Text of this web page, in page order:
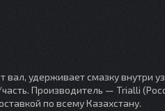
удерживает смазку внутри
Производитель — Trialli
по всему Казахстану.